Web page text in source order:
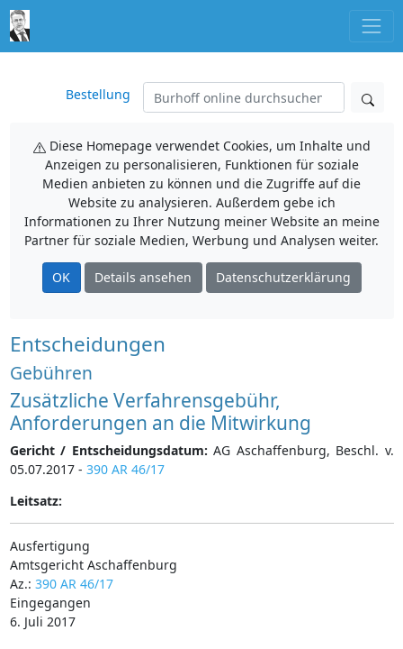
Bestellung
Diese Homepage verwendet Cookies, um Inhalte und
Anzeigen zu personalisieren, Funktionen für soziale
Medien anbieten zu können und die Zugriffe auf die
Website zu analysieren. Außerdem gebe ich
Informationen zu Ihrer Nutzung meiner Website an meine
Partner für soziale Medien, Werbung und Analysen weiter.
OK Details ansehen Datenschutzerklärung
Entscheidungen
Gebühren
Zusätzliche Verfahrensgebühr,
Anforderungen an die Mitwirkung
Gericht / Entscheidungsdatum: AG Aschaffenburg, Beschl. v.
05.07.2017 - 390 AR 46/17
Leitsatz:
Ausfertigung
Amtsgericht Aschaffenburg
Az.: 390 AR 46/17
Eingegangen
6. Juli 2017